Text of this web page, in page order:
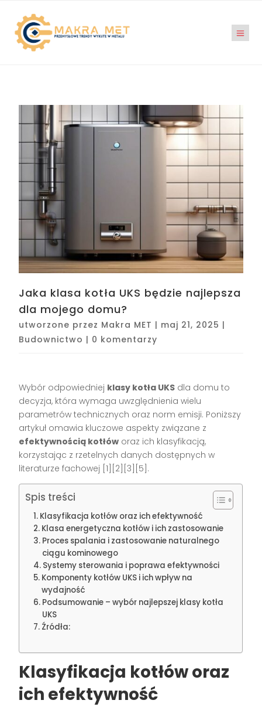
Jaka klasa kotła UKS będzie najlepsza
dla mojego domu?
utworzone przez Makra MET | maj 21, 2025 |
Budownictwo | 0 komentarzy
Wybór odpowiedniej klasy kotła UKS dla domu to
decyzja, która wymaga uwzględnienia wielu
parametrów technicznych oraz norm emisji. Poniższy
artykuł omawia kluczowe aspekty związane z
efektywnością kotłów oraz ich klasyfikacją,
korzystając z rzetelnych danych dostępnych w
literaturze fachowej [1][2][3][5].
Spis treści
Klasyfikacja kotłów oraz ich efektywność
Klasa energetyczna kotłów i ich zastosowanie
Proces spalania i zastosowanie naturalnego
ciągu kominowego
Systemy sterowania i poprawa efektywności
Komponenty kotłów UKS i ich wpływ na
wydajność
Podsumowanie – wybór najlepszej klasy kotła
UKS
Źródła:
Klasyfikacja kotłów oraz
ich efektywność